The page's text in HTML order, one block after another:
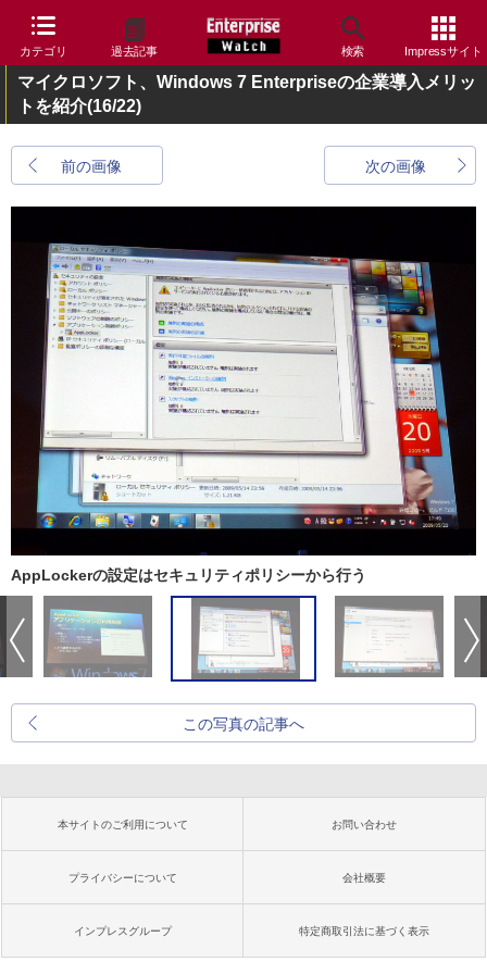
カテゴリ 過去記事 検索 Impressサイト
マイクロソフト、Windows 7 Enterpriseの企業導入メリッ
トを紹介(16/22)
前の画像 次の画像
AppLockerの設定はセキュリティポリシーから行う
この写真の記事へ
本サイトのご利用について お問い合わせ
プライバシーについて 会社概要
インプレスグループ 特定商取引法に基づく表示